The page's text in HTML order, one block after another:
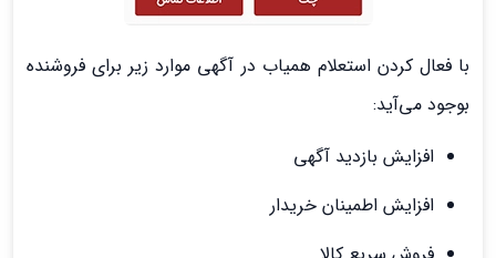
با فعال کردن استعلام همیاب در آگهی موارد زیر برای فروشنده
بوجود می‌آید:
افزایش بازدید آگهی
افزایش اطمینان خریدار